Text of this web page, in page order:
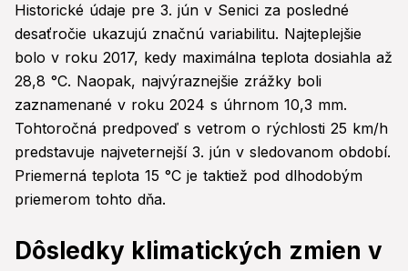
Historické údaje pre 3. jún v Senici za posledné
desaťročie ukazujú značnú variabilitu. Najteplejšie
bolo v roku 2017, kedy maximálna teplota dosiahla až
28,8 °C. Naopak, najvýraznejšie zrážky boli
zaznamenané v roku 2024 s úhrnom 10,3 mm.
Tohtoročná predpoveď s vetrom o rýchlosti 25 km/h
predstavuje najveternejší 3. jún v sledovanom období.
Priemerná teplota 15 °C je taktiež pod dlhodobým
priemerom tohto dňa.
Dôsledky klimatických zmien v